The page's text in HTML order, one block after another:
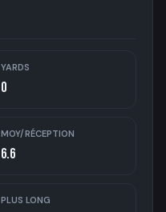
YARDS
0
MOY/RÉCEPTION
6.6
PLUS LONG